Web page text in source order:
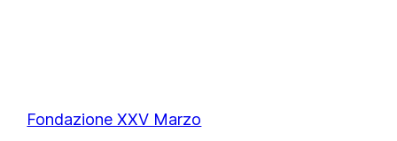
Fondazione XXV Marzo